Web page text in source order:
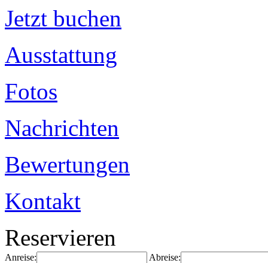
Jetzt buchen
Ausstattung
Fotos
Nachrichten
Bewertungen
Kontakt
Reservieren
Anreise: Abreise: